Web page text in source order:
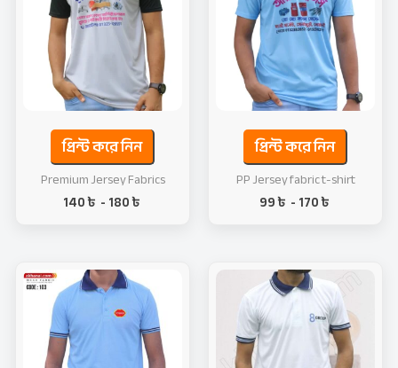
প্রিন্ট করে নিন
Premium Jersey Fabrics
140৳ -180৳
প্রিন্ট করে নিন
PP Jersey fabric t-shirt
99৳ -170৳